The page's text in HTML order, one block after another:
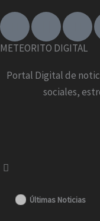
F
c
b
I
s
a
g
T
k
o
k
METEORITO DIGITAL
Portal Digital de
sociales,
Últimas Noticias